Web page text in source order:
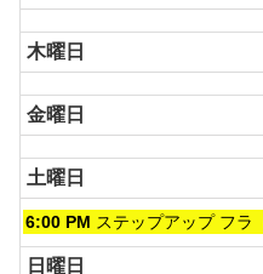
木曜日
金曜日
土曜日
土
曜
日,
6:00 PM ステップアップ フラ
日曜日